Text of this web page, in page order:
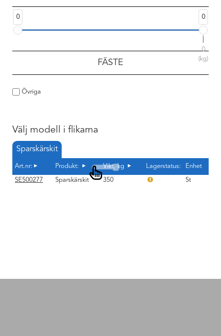
0 0
0
(kg)
FÄSTE
Övriga
Välj modell i flikarna
Sparskärskit
Art.nr: Produkt: Vikt, kg Lagerstatus: Enhet
SE500277 Sparskärskit 350 St